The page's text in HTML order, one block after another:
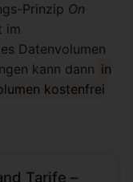
Prinzip On
im
Datenvolumen
kann dann in
kostenfrei
Tarife –